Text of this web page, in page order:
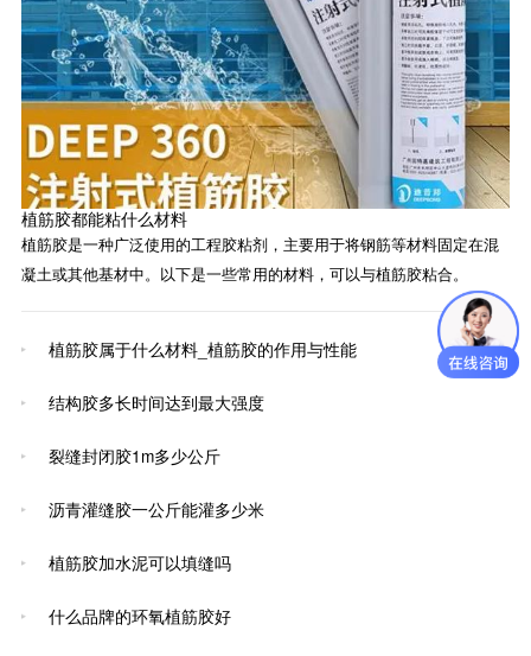
植筋胶都能粘什么材料
植筋胶是一种广泛使用的工程胶粘剂，主要用于将钢筋等材料固定在混
凝土或其他基材中。以下是一些常用的材料，可以与植筋胶粘合。
植筋胶属于什么材料_植筋胶的作用与性能
结构胶多长时间达到最大强度
裂缝封闭胶1m多少公斤
​沥青灌缝胶一公斤能灌多少米
植筋胶加水泥可以填缝吗
​什么品牌的环氧植筋胶好